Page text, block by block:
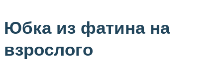
Юбка из фатина на
взрослого